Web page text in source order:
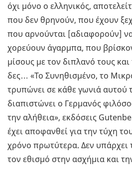
όχι μόνο ο ελληνικός,
που δεν θρηνούν, που έχουν
που αρνούνται [αδιαφορούν]
χορεύουν άγαρμπα, που
μίσους με τον διπλανό τους
δες… «Το Συνηθισμένο, το
τρυπώνει σε κάθε γωνιά αυτού
διαπιστώνει ο Γερμανός
την αλήθεια», εκδόσεις
έχει αποφανθεί για την τύχη
χρόνο πρωτύτερα. Δεν υπάρχει
τον εθισμό στην ασχήμια και